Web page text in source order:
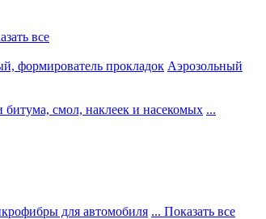
все
формирователь прокладок Аэрозольный
битума, смол, наклеек и насекомых ...
для автомобиля ... Показать все